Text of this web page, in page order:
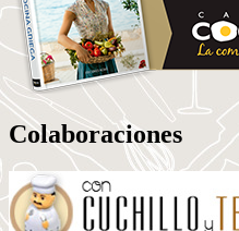
Colaboraciones